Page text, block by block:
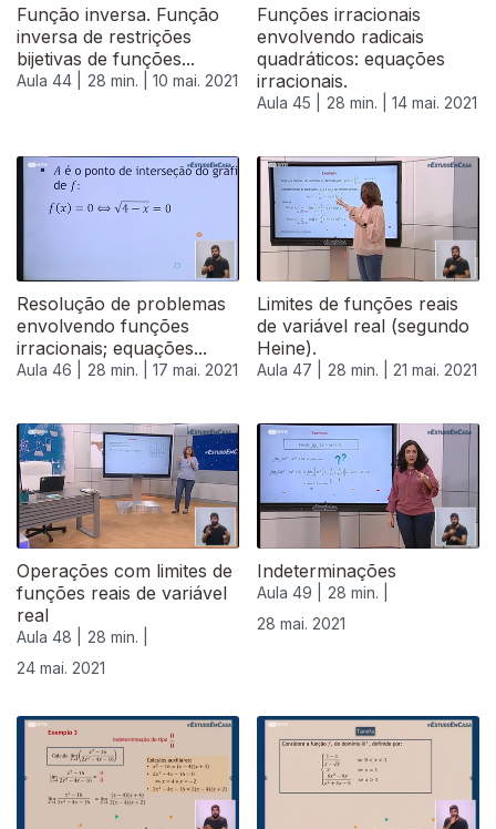
Função inversa. Função
inversa de restrições
bijetivas de funções...
Aula 44 | 28 min. | 10 mai. 2021
Funções irracionais
envolvendo radicais
quadráticos: equações
irracionais.
Aula 45 | 28 min. | 14 mai. 2021
Resolução de problemas
envolvendo funções
irracionais; equações...
Aula 46 | 28 min. | 17 mai. 2021
Limites de funções reais
de variável real (segundo
Heine).
Aula 47 | 28 min. | 21 mai. 2021
Operações com limites de
funções reais de variável
real
Aula 48 |
28 min. |
24 mai. 2021
Indeterminações
Aula 49 |
28 min. |
28 mai. 2021